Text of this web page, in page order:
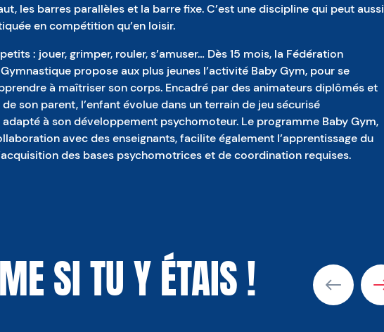
les barres parallèles et la barre fixe. C’est une discipline qui peut aussi
en compétition qu’en loisir.
: jouer, grimper, rouler, s’amuser… Dès 15 mois, la Fédération
propose aux plus jeunes l’activité Baby Gym, pour se
à maîtriser son corps. Encadré par des animateurs diplômés et
son parent, l’enfant évolue dans un terrain de jeu sécurisé
à son développement psychomoteur. Le programme Baby Gym,
avec des enseignants, facilite également l’apprentissage du
des bases psychomotrices et de coordination requises.
SI TU Y ÉTAIS !